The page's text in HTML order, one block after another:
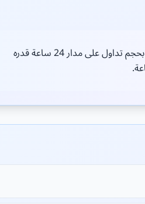
بحجم تداول على مدار 24 ساعة قدره